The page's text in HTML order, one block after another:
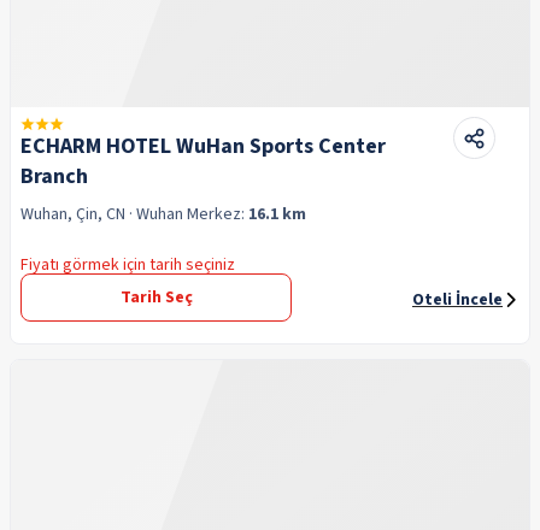
ECHARM HOTEL WuHan Sports Center
Branch
Wuhan, Çin, CN · Wuhan Merkez: 16.1 km
Fiyatı görmek için tarih seçiniz
Tarih Seç
Oteli İncele